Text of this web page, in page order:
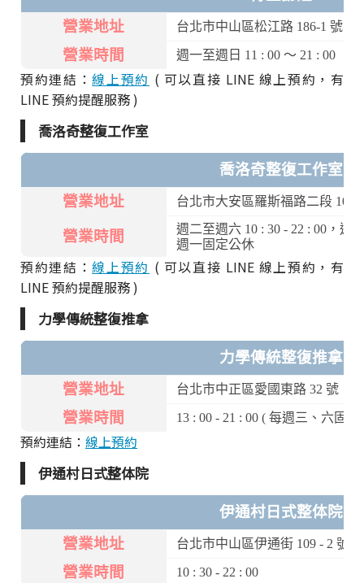
營業地址
台北市中山區松江路 186-1 號 6
營業時間 週一至週日 11 : 00 ～ 21 : 00
預約連結：線上預約 ( 可以直接 LINE 線上預約，有
LINE 預約提醒服務 )
喬洛奇整復工作室
喬洛奇整復工作室
營業地址
台北市大安區羅斯福路二段 101
營業時間
週二至週六 10 : 30 - 22 : 00，週
週一固定公休
預約連結：線上預約 ( 可以直接 LINE 線上預約，有
LINE 預約提醒服務 )
力學傳統整復推拿
力學傳統整復推拿
營業地址
台北市中正區愛國東路 32 號
營業時間 13 : 00 - 21 : 00 ( 每週三、六固定
預約連結： 線上預約
伊通村日式整体院
伊通村日式整体院
營業地址
台北市中山區伊通街 109 - 2 號 3
營業時間 10 : 30 - 22 : 00